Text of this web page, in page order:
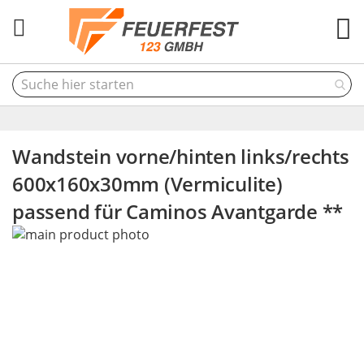
Wandstein vorne/hinten links/rechts
600x160x30mm (Vermiculite)
passend für Caminos Avantgarde **
Skip